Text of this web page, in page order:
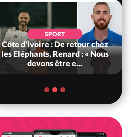
SPORT
Côte d'Ivoire : De retour chez
les Eléphants, Renard : « Nous
devons être e...